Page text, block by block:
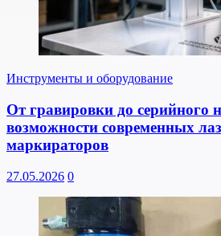
Инструменты и оборудование
От гравировки до серийного
возможности современных
маркираторов
27.05.2026 0